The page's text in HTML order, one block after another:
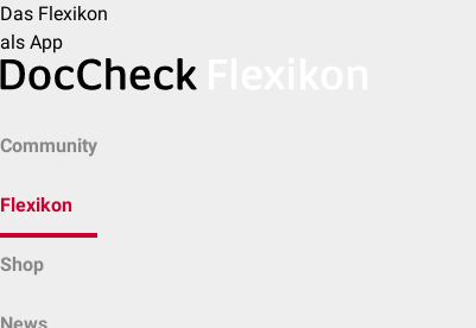
Das Flexikon
als App
Community
Flexikon
Shop